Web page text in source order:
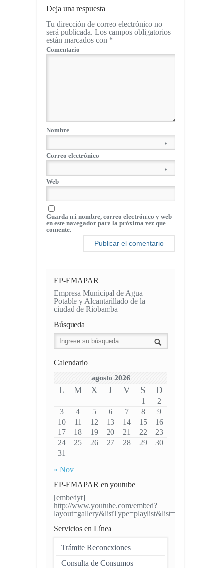
Deja una respuesta
Tu dirección de correo electrónico no
será publicada. Los campos obligatorios
están marcados con *
Comentario
Nombre
*
Correo electrónico
*
Web
Guarda mi nombre, correo electrónico y web
en este navegador para la próxima vez que
comente.
EP-EMAPAR
Empresa Municipal de Agua
Potable y Alcantarillado de la
ciudad de Riobamba
Búsqueda
Calendario
agosto 2026
L M X J V S D
1
2
3
4 5 6 7 8
9
10
11 12 13 14 15
16
17
18 19 20 21 22
23
24
25 26 27 28 29
30
31
« Nov
EP-EMAPAR en youtube
[embedyt]
http://www.youtube.com/embed?
Servicios en Línea
Trámite Reconexiones
Consulta de Consumos